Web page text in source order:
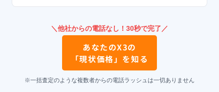
＼他社からの電話なし！30秒で完了／
あなたのX3の
「現状価格」を知る
※一括査定のような複数者からの電話ラッシュは一切ありません